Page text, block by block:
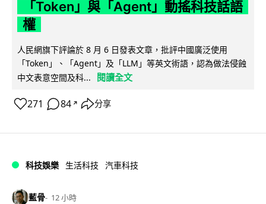
「Token」與「Agent」動搖科技話語
權
人民網旗下評論於 8 月 6 日發表文章，批評中國廣泛使用
「Token」、「Agent」及「LLM」等英文術語，認為做法侵蝕
中文表意空間及科...
閱讀全文
271 84 ↗ 分享
科技娛樂 生活科技 汽車科技
藍骨 12 小時